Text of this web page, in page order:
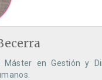
Máster en Gestión y